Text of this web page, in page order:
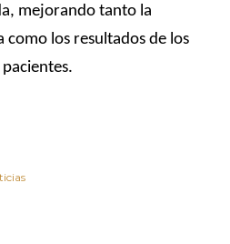
mejorando tanto la
como los resultados de los